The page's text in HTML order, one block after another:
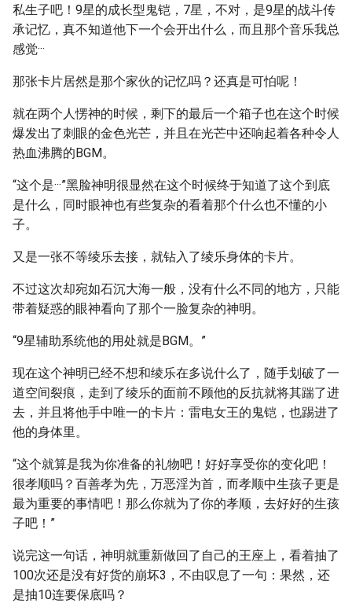
私生子吧！9星的成长型鬼铠，7星，不对，是9星的战斗传
承记忆，真不知道他下一个会开出什么，而且那个音乐我总
感觉···
那张卡片居然是那个家伙的记忆吗？还真是可怕呢！
就在两个人愣神的时候，剩下的最后一个箱子也在这个时候
爆发出了刺眼的金色光芒，并且在光芒中还响起着各种令人
热血沸腾的BGM。
“这个是···”黑脸神明很显然在这个时候终于知道了这个到底
是什么，同时眼神也有些复杂的看着那个什么也不懂的小
子。
又是一张不等绫乐去接，就钻入了绫乐身体的卡片。
不过这次却宛如石沉大海一般，没有什么不同的地方，只能
带着疑惑的眼神看向了那个一脸复杂的神明。
“9星辅助系统他的用处就是BGM。”
现在这个神明已经不想和绫乐在多说什么了，随手划破了一
道空间裂痕，走到了绫乐的面前不顾他的反抗就将其踹了进
去，并且将他手中唯一的卡片：雷电女王的鬼铠，也踢进了
他的身体里。
“这个就算是我为你准备的礼物吧！好好享受你的变化吧！
很孝顺吗？百善孝为先，万恶淫为首，而孝顺中生孩子更是
最为重要的事情吧！那么你就为了你的孝顺，去好好的生孩
子吧！”
说完这一句话，神明就重新做回了自己的王座上，看着抽了
100次还是没有好货的崩坏3，不由叹息了一句：果然，还
是抽10连要保底吗？